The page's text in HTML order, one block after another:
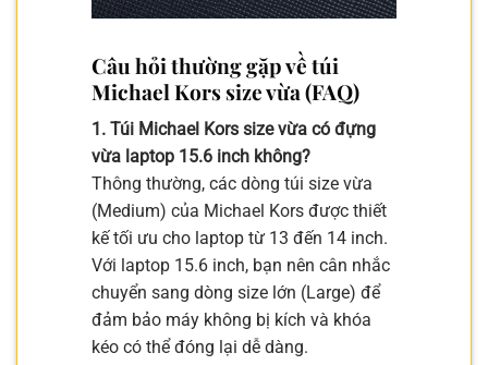
Câu hỏi thường gặp về túi
Michael Kors size vừa (FAQ)
1. Túi Michael Kors size vừa có đựng
vừa laptop 15.6 inch không?
Thông thường, các dòng túi size vừa
(Medium) của Michael Kors được thiết
kế tối ưu cho laptop từ 13 đến 14 inch.
Với laptop 15.6 inch, bạn nên cân nhắc
chuyển sang dòng size lớn (Large) để
đảm bảo máy không bị kích và khóa
kéo có thể đóng lại dễ dàng.